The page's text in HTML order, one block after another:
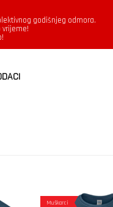
godišnjeg odmora.
Muškarci